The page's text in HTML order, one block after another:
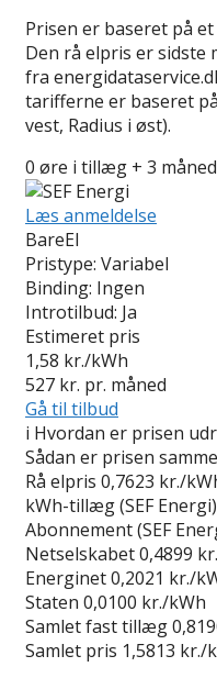
Prisen er baseret på
Den rå elpris er sidste
fra
tarifferne er baseret
vest, Radius i øst).
0 øre i tillæg + 3
Læs anmeldelse
BareEl
Pristype: Variabel
Binding: Ingen
Introtilbud: Ja
Estimeret pris
1,58 kr./kWh
527 kr. pr. måned
Gå til tilbud
i Hvordan er prisen
Sådan er prisen
Rå elpris 0,7623 kr./
kWh-tillæg (SEF Energi)
Abonnement (SEF
Netselskabet0,4899
Energinet0,2021 kr./
Staten 0,0100 kr./kWh
Samlet fast tillæg
Samlet pris 1,5813 kr./